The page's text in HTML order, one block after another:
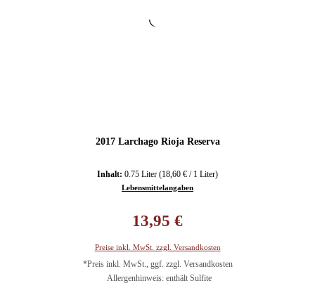
2017 Larchago Rioja Reserva
Inhalt: 0.75 Liter (18,60 € / 1 Liter)
Lebensmittelangaben
13,95 €
Preise inkl. MwSt. zzgl. Versandkosten
*Preis inkl. MwSt., ggf. zzgl. Versandkosten
Allergenhinweis: enthält Sulfite